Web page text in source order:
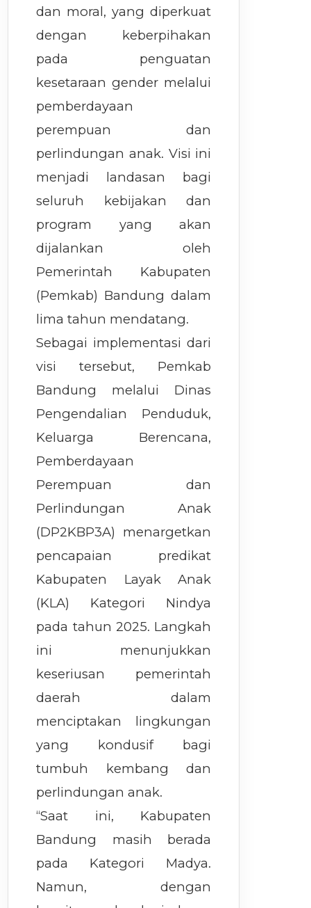
dan moral, yang diperkuat
dengan keberpihakan
pada penguatan
kesetaraan gender melalui
pemberdayaan
perempuan dan
perlindungan anak. Visi ini
menjadi landasan bagi
seluruh kebijakan dan
program yang akan
dijalankan oleh
Pemerintah Kabupaten
(Pemkab) Bandung dalam
lima tahun mendatang.
Sebagai implementasi dari
visi tersebut, Pemkab
Bandung melalui Dinas
Pengendalian Penduduk,
Keluarga Berencana,
Pemberdayaan
Perempuan dan
Perlindungan Anak
(DP2KBP3A) menargetkan
pencapaian predikat
Kabupaten Layak Anak
(KLA) Kategori Nindya
pada tahun 2025. Langkah
ini menunjukkan
keseriusan pemerintah
daerah dalam
menciptakan lingkungan
yang kondusif bagi
tumbuh kembang dan
perlindungan anak.
“Saat ini, Kabupaten
Bandung masih berada
pada Kategori Madya.
Namun, dengan